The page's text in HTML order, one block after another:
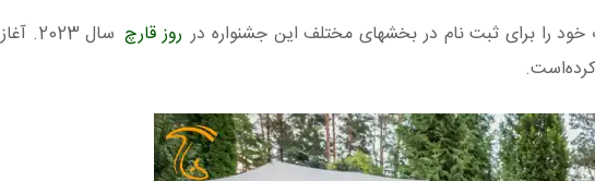
خود را برای ثبت نام در بخشهای مختلف این جشنواره در روز قارچ
سال 2023. آغاز